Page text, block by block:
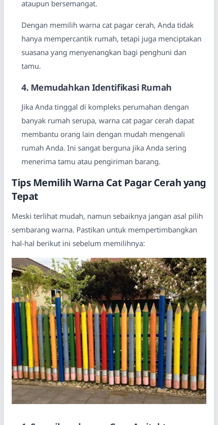
ataupun bersemangat.
Dengan memilih warna cat pagar cerah, Anda tidak
hanya mempercantik rumah, tetapi juga menciptakan
suasana yang menyenangkan bagi penghuni dan
tamu.
4. Memudahkan Identifikasi Rumah
Jika Anda tinggal di kompleks perumahan dengan
banyak rumah serupa, warna cat pagar cerah dapat
membantu orang lain dengan mudah mengenali
rumah Anda. Ini sangat berguna jika Anda sering
menerima tamu atau pengiriman barang.
Tips Memilih Warna Cat Pagar Cerah yang
Tepat
Meski terlihat mudah, namun sebaiknya jangan asal pilih
sembarang warna. Pastikan untuk mempertimbangkan
hal-hal berikut ini sebelum memilihnya: